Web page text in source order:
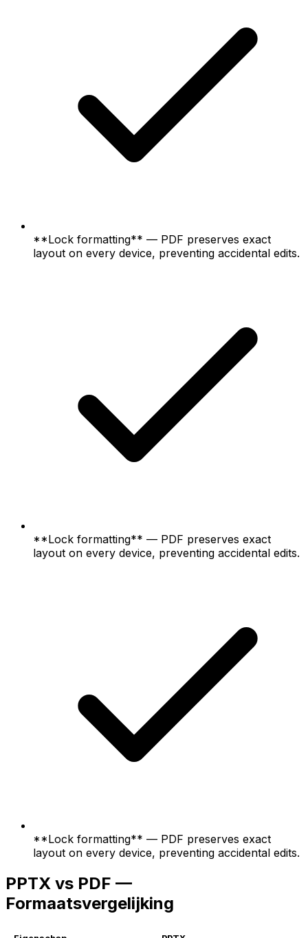
**Lock formatting** — PDF preserves exact
layout on every device, preventing accidental edits.
**Lock formatting** — PDF preserves exact
layout on every device, preventing accidental edits.
**Lock formatting** — PDF preserves exact
layout on every device, preventing accidental edits.
PPTX vs PDF —
Formaatsvergelijking